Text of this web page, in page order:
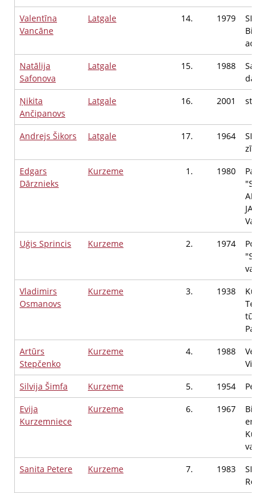
Valentīna
Vancāne
Latgale 14. 1979
SIA
Natālija
Safonova
Latgale 15. 1988
Ņikita
Ančipanovs
Latgale 16. 2001
Andrejs Šikors Latgale 17. 1964
SIA
Edgars
Dārznieks
Kurzeme 1. 1980
Uģis Sprincis
Kurzeme 2. 1974
Vladimirs
Osmanovs
Kurzeme 3. 1938
Artūrs
Stepčenko
Kurzeme 4. 1988
Silvija Šimfa
Kurzeme 5. 1954
Evija
Kurzemniece
Kurzeme 6. 1967
Sanita Petere
Kurzeme 7. 1983
SIA